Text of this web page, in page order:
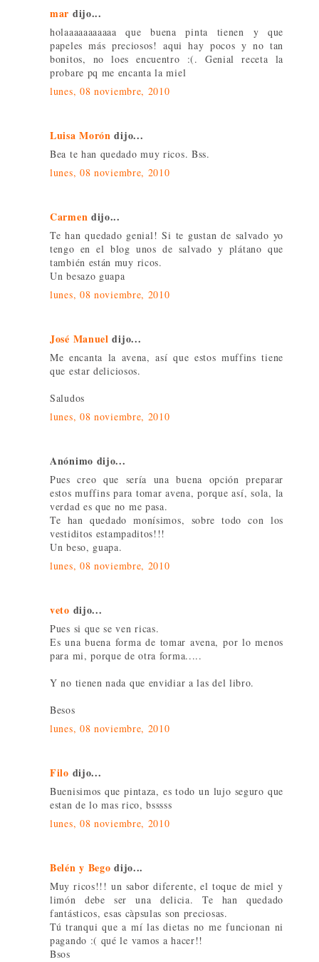
mar dijo...
holaaaaaaaaaaa que buena pinta tienen y que
papeles más preciosos! aqui hay pocos y no tan
bonitos, no loes encuentro :(. Genial receta la
probare pq me encanta la miel
lunes, 08 noviembre, 2010
Luisa Morón dijo...
Bea te han quedado muy ricos. Bss.
lunes, 08 noviembre, 2010
Carmen dijo...
Te han quedado genial! Si te gustan de salvado yo
tengo en el blog unos de salvado y plátano que
también están muy ricos.
Un besazo guapa
lunes, 08 noviembre, 2010
José Manuel dijo...
Me encanta la avena, así que estos muffins tiene
que estar deliciosos.
Saludos
lunes, 08 noviembre, 2010
Anónimo dijo...
Pues creo que sería una buena opción preparar
estos muffins para tomar avena, porque así, sola, la
verdad es que no me pasa.
Te han quedado monísimos, sobre todo con los
vestiditos estampaditos!!!
Un beso, guapa.
lunes, 08 noviembre, 2010
veto dijo...
Pues si que se ven ricas.
Es una buena forma de tomar avena, por lo menos
para mi, porque de otra forma.....
Y no tienen nada que envidiar a las del libro.
Besos
lunes, 08 noviembre, 2010
Filo dijo...
Buenisimos que pintaza, es todo un lujo seguro que
estan de lo mas rico, bsssss
lunes, 08 noviembre, 2010
Belén y Bego dijo...
Muy ricos!!! un sabor diferente, el toque de miel y
limón debe ser una delicia. Te han quedado
fantásticos, esas càpsulas son preciosas.
Tú tranqui que a mí las dietas no me funcionan ni
pagando :( qué le vamos a hacer!!
Bsos